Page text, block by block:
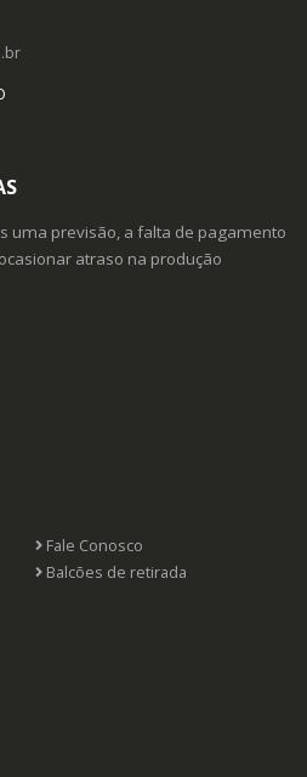
uma previsão, a falta de pagamento
atraso na produção
Fale Conosco
Balcões de retirada